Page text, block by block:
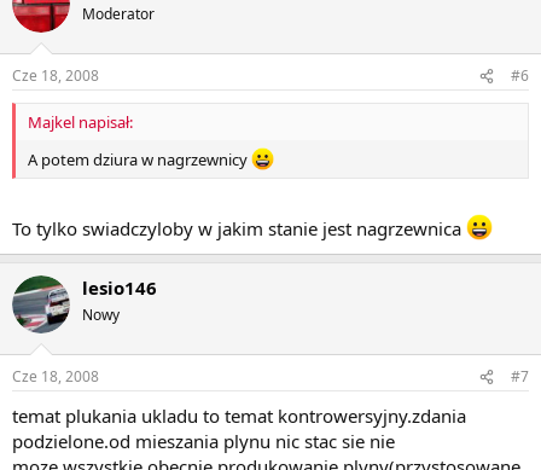
Moderator
Cze 18, 2008 #6
Majkel napisał:
A potem dziura w nagrzewnicy
To tylko swiadczyloby w jakim stanie jest nagrzewnica
lesio146
Nowy
Cze 18, 2008 #7
temat plukania ukladu to temat kontrowersyjny.zdania
podzielone.od mieszania plynu nic stac sie nie